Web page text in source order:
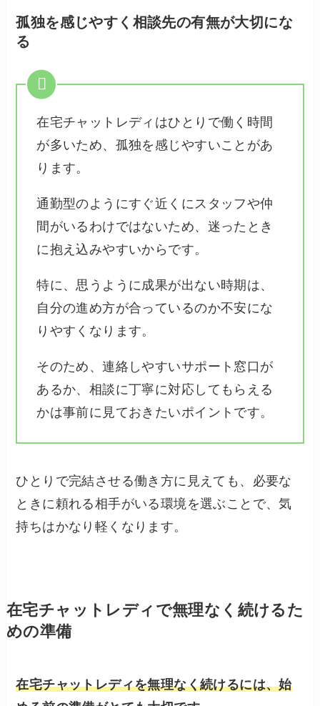
孤独を感じやすく相談先の有無が大切にな
る
在宅チャットレディはひとりで働く時間
が多いため、孤独を感じやすいことがあ
ります。
通勤型のようにすぐ近くにスタッフや仲
間がいるわけではないため、迷ったとき
に抱え込みやすいからです。
特に、思うように成果が出ない時期は、
自分の進め方が合っているのか不安にな
りやすくなります。
そのため、連絡しやすいサポート窓口が
あるか、相談に丁寧に対応してもらえる
かは事前に見ておきたいポイントです。
ひとりで完結させる働き方に見えても、必要な
ときに頼れる相手がいる環境を選ぶことで、気
持ちはかなり軽くなります。
在宅チャットレディで無理なく続けるた
めの準備
在宅チャットレディを無理なく続けるには、始